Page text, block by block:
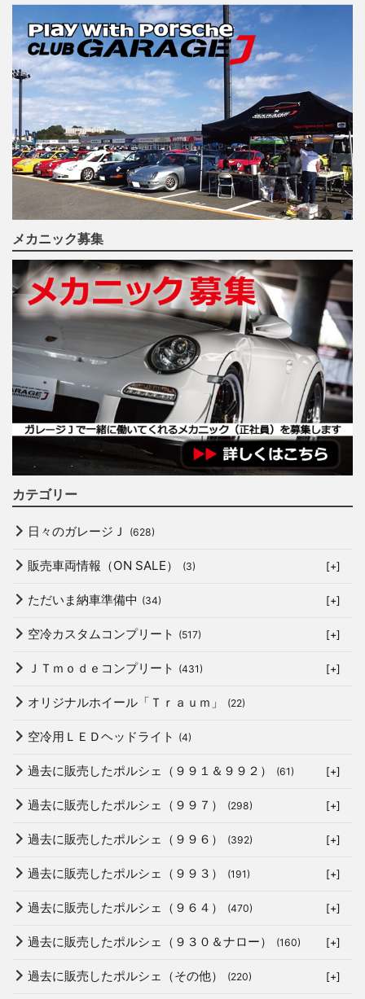
メカニック募集
カテゴリー
日々のガレージＪ (628)
販売車両情報（ON SALE） (3) [+]
ただいま納車準備中 (34) [+]
空冷カスタムコンプリート (517) [+]
ＪＴｍｏｄｅコンプリート (431) [+]
オリジナルホイール「Ｔｒａｕｍ」 (22)
空冷用ＬＥＤヘッドライト (4)
過去に販売したポルシェ（９９１＆９９２） (61) [+]
過去に販売したポルシェ（９９７） (298) [+]
過去に販売したポルシェ（９９６） (392) [+]
過去に販売したポルシェ（９９３） (191) [+]
過去に販売したポルシェ（９６４） (470) [+]
過去に販売したポルシェ（９３０＆ナロー） (160) [+]
過去に販売したポルシェ（その他） (220) [+]